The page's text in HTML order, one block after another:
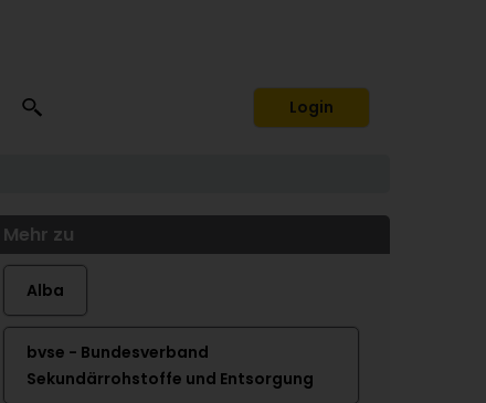
Login
Mehr zu
Alba
bvse - Bundesverband
Sekundärrohstoffe und Entsorgung